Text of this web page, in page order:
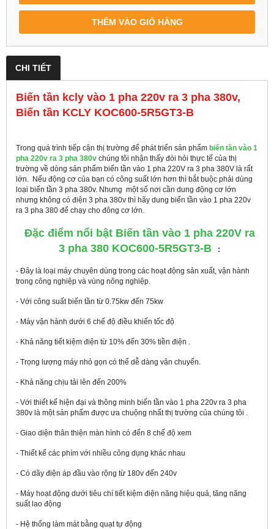
THÊM VÀO GIỎ HÀNG
CHI TIẾT
Biến tần kcly vào 1 pha 220v ra 3 pha 380v,
Biến tần KCLY KOC600-5R5GT3-B
Trong quá trình tiếp cận thị trường để phát triển sản phẩm biến tần vào 1
pha 220v ra 3 pha 380v chúng tôi nhận thấy đòi hỏi thực tế của thị
trường về dòng sản phẩm biến tần vào 1 pha 220V ra 3 pha 380V là rất
lớn. Nếu động cơ của bạn có công suất lớn hơn thì bắt buộc phải dùng
loại biến tần 3 pha 380v. Nhưng một số nơi cần dung động cơ lớn
nhưng không có điện 3 pha 380v thì hãy dung biến tần vào 1 pha 220v
ra 3 pha 380 để chạy cho đông cơ lớn.
Đặc điểm nổi bật Biến tần vào 1 pha 220V ra
3 pha 380 KOC600-5R5GT3-B
:
- Đây là loại máy chuyên dùng trong các hoạt động sản xuất, vận hành
trong công nghiệp và vùng nông nghiệp.
- Với công suất biến tần từ 0.75kw đến 75kw
- Máy vận hành dưới 6 chế độ điều khiển tốc độ
- Khả năng tiết kiệm điện từ 10% đến 30% tiền điện .
- Trọng lượng máy nhỏ gọn có thể dễ dàng vận chuyển.
- Khả năng chịu tải lên đến 200%
- Với thiết kế hiện đại và thông minh biến tần vào 1 pha 220v ra 3 pha
380v là một sản phẩm được ưa chuộng nhất thị trường của chúng tôi .
- Giao diện thân thiện màn hình có đến 8 chế độ xem
- Thiết kế các phím với nhiều công dụng khác nhau
- Có dãy điện áp đầu vào rộng từ 180v đến 240v
- Máy hoạt động dưới tiêu chí tiết kiệm điện năng hiệu quả, tăng năng
suất lao động
- Hệ thống làm mát bằng quạt tự động